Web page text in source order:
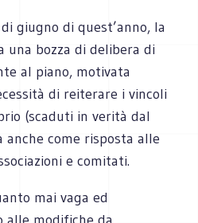
giugno di quest’anno, la
una bozza di delibera di
al piano, motivata
di reiterare i vincoli
(scaduti in verità dal
anche come risposta alle
e comitati.
mai vaga ed